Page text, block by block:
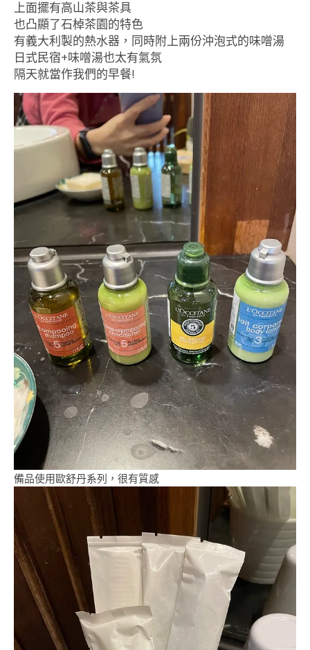
上面擺有高山茶與茶具
也凸顯了石棹茶園的特色
有義大利製的熱水器，同時附上兩份沖泡式的味噌湯
日式民宿+味噌湯也太有氣氛
隔天就當作我們的早餐!
備品使用歐舒丹系列，很有質感